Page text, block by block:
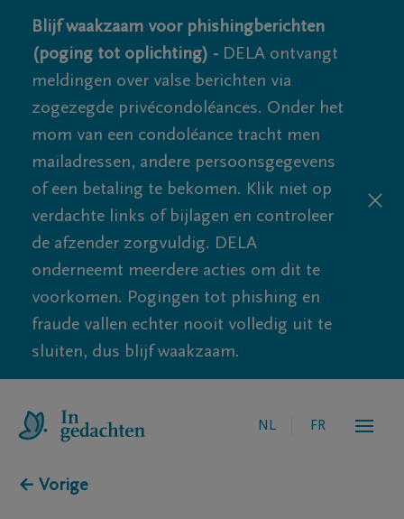
Blijf waakzaam voor phishingberichten
(poging tot oplichting) - DELA ontvangt
meldingen over valse berichten via
zogezegde privécondoléances. Onder het
mom van een condoléance tracht men
mailadressen, andere persoonsgegevens
of een betaling te bekomen. Klik niet op
verdachte links of bijlagen en controleer
de afzender zorgvuldig. DELA
onderneemt meerdere acties om dit te
voorkomen. Pogingen tot phishing en
fraude vallen echter nooit volledig uit te
sluiten, dus blijf waakzaam.
NL FR
← Vorige